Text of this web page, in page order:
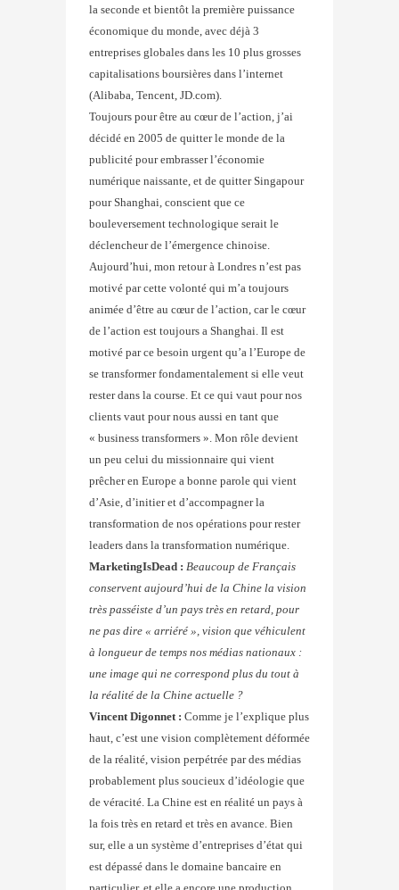
la seconde et bientôt la première puissance
économique du monde, avec déjà 3
entreprises globales dans les 10 plus grosses
capitalisations boursières dans l’internet
(Alibaba, Tencent, JD.com).
Toujours pour être au cœur de l’action, j’ai
décidé en 2005 de quitter le monde de la
publicité pour embrasser l’économie
numérique naissante, et de quitter Singapour
pour Shanghai, conscient que ce
bouleversement technologique serait le
déclencheur de l’émergence chinoise.
Aujourd’hui, mon retour à Londres n’est pas
motivé par cette volonté qui m’a toujours
animée d’être au cœur de l’action, car le cœur
de l’action est toujours a Shanghai. Il est
motivé par ce besoin urgent qu’a l’Europe de
se transformer fondamentalement si elle veut
rester dans la course. Et ce qui vaut pour nos
clients vaut pour nous aussi en tant que
« business transformers ». Mon rôle devient
un peu celui du missionnaire qui vient
prêcher en Europe a bonne parole qui vient
d’Asie, d’initier et d’accompagner la
transformation de nos opérations pour rester
leaders dans la transformation numérique.
MarketingIsDead : Beaucoup de Français
conservent aujourd’hui de la Chine la vision
très passéiste d’un pays très en retard, pour
ne pas dire « arriéré », vision que véhiculent
à longueur de temps nos médias nationaux :
une image qui ne correspond plus du tout à
la réalité de la Chine actuelle ?
Vincent Digonnet : Comme je l’explique plus
haut, c’est une vision complètement déformée
de la réalité, vision perpétrée par des médias
probablement plus soucieux d’idéologie que
de véracité. La Chine est en réalité un pays à
la fois très en retard et très en avance. Bien
sur, elle a un système d’entreprises d’état qui
est dépassé dans le domaine bancaire en
particulier, et elle a encore une production